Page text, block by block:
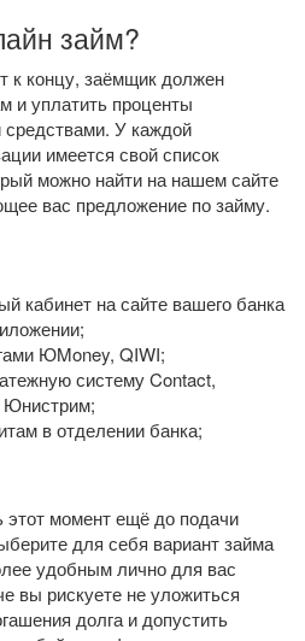
займ?
к концу, заёмщик должен
и уплатить проценты
У каждой
имеется свой список
можно найти на нашем сайте
вас предложение по займу.
кабинет на сайте вашего банка
ЮMoney, QIWI;
систему Contact,
Юнистрим;
в отделении банка;
этот момент ещё до подачи
для себя вариант займа
удобным лично для вас
вы рискуете не уложиться
долга и допустить